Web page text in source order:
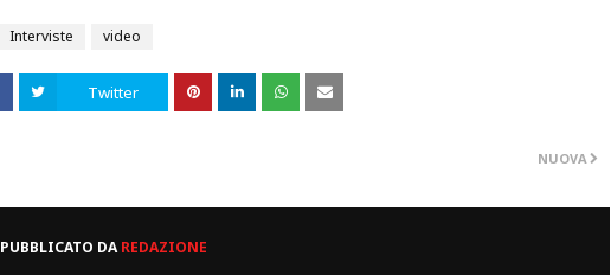
Interviste video
Twitter
NUOVA
PUBBLICATO DAREDAZIONE